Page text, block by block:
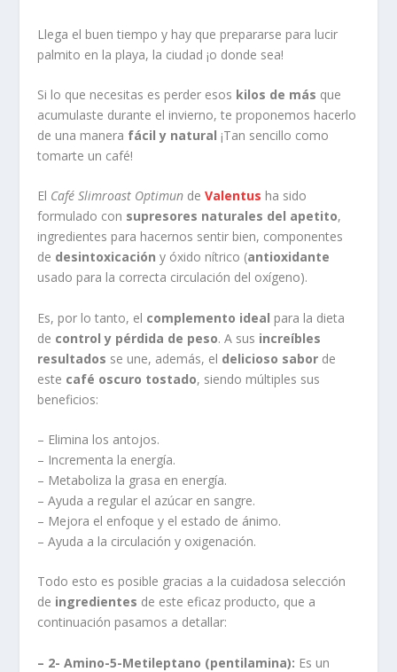
Llega el buen tiempo y hay que prepararse para lucir
palmito en la playa, la ciudad ¡o donde sea!
Si lo que necesitas es perder esos kilos de más que
acumulaste durante el invierno, te proponemos hacerlo
de una manera fácil y natural ¡Tan sencillo como
tomarte un café!
El Café Slimroast Optimun deValentus ha sido
formulado con supresores naturales del apetito,
ingredientes para hacernos sentir bien, componentes
de desintoxicación y óxido nítrico (antioxidante
usado para la correcta circulación del oxígeno).
Es, por lo tanto, el complemento ideal para la dieta
de control y pérdida de peso. A sus increíbles
resultados se une, además, el delicioso sabor de
este café oscuro tostado, siendo múltiples sus
beneficios:
– Elimina los antojos.
– Incrementa la energía.
– Metaboliza la grasa en energía.
– Ayuda a regular el azúcar en sangre.
– Mejora el enfoque y el estado de ánimo.
– Ayuda a la circulación y oxigenación.
Todo esto es posible gracias a la cuidadosa selección
de ingredientes de este eficaz producto, que a
continuación pasamos a detallar:
– 2- Amino-5-Metileptano (pentilamina): Es un